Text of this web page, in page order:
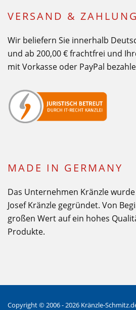
VERSAND & ZAHLUNG
Wir beliefern Sie innerhalb
und ab 200,00 € frachtfrei und
mit Vorkasse oder PayPal
MADE IN GERMANY
Das Unternehmen Kränzle
Josef Kränzle gegründet. Von
großen Wert auf ein hohes
Produkte.
Copyright © 2006 - 2026 Kränzle-